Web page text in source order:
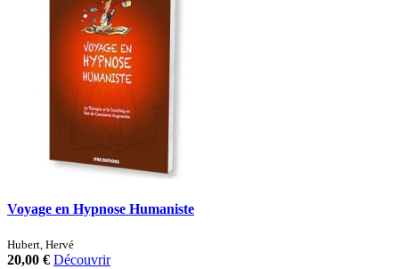
Voyage en Hypnose Humaniste
Hubert, Hervé
20,00 € Découvrir